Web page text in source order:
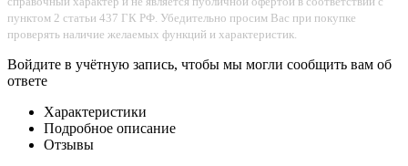
пунктом 2 статьи 437 ГК РФ. Убедительно просим Вас при покупке
проверять наличие желаемых функций и характеристик.
Войдите в учётную запись, чтобы мы могли сообщить вам об
ответе
Характеристики
Подробное описание
Отзывы